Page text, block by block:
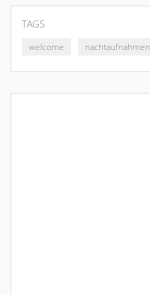
TAGS
welcome nachtaufnahmen